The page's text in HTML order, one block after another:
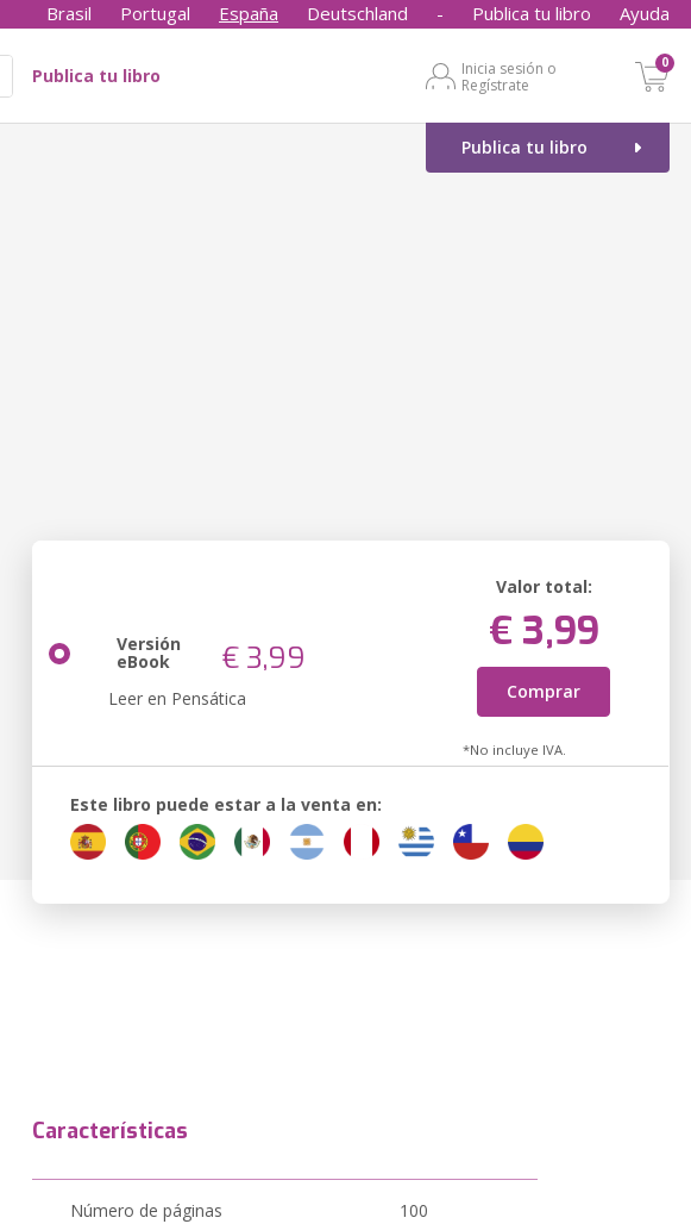
Brasil Portugal España Deutschland - Publica tu libro Ayuda
Publica tu libro
Inicia sesión o
Regístrate
0
Publica tu libro
Versión
eBook € 3,99
Leer en Pensática
Valor total:
€ 3,99
Comprar
*No incluye IVA.
Este libro puede estar a la venta en:
Características
Número de páginas 100